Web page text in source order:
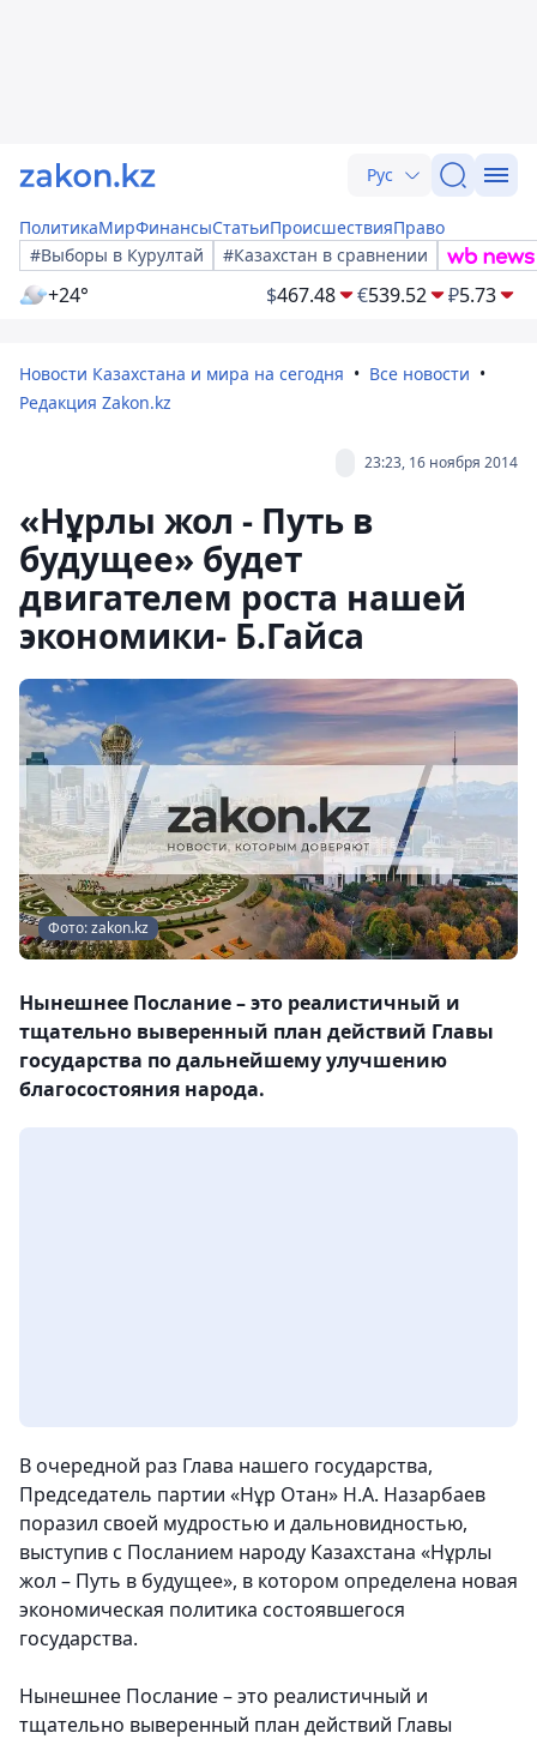
Рус
ПолитикаМирФинансыСтатьиПроисшествияПраво
#Выборы в Курултай
#Казахстан в сравнении
+24° $467.48 €539.52 ₽5.73
Новости Казахстана и мира на сегодня
Все новости
Редакция Zakon.kz
23:23, 16 ноября 2014
«Нұрлы жол - Путь в
будущее» будет
двигателем роста нашей
экономики- Б.Гайса
Фото: zakon.kz
Нынешнее Послание – это реалистичный и
тщательно выверенный план действий Главы
государства по дальнейшему улучшению
благосостояния народа.
В очередной раз Глава нашего государства,
Председатель партии «Нұр Отан» Н.А. Назарбаев
поразил своей мудростью и дальновидностью,
выступив с Посланием народу Казахстана «Нұрлы
жол – Путь в будущее», в котором определена новая
экономическая политика состоявшегося
государства.
Нынешнее Послание – это реалистичный и
тщательно выверенный план действий Главы